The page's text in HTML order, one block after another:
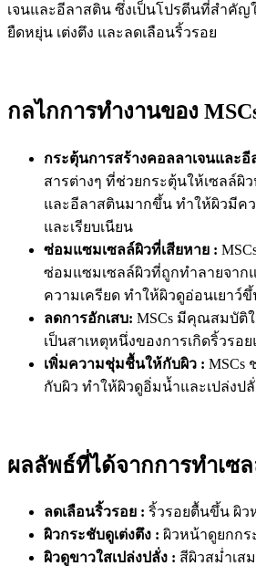
เจนและอีลาสติน ซึ่งเป็นโปรตีนที่สำคัญ
ยืดหยุ่น เต่งตึง และลดเลือนริ้วรอย
กลไกการทำงานของ
กระตุ้นการสร้างคอลลาเจนและอี
สารต่างๆ ที่ช่วยกระตุ้นให้เซลล์ผิ
และอีลาสตินมากขึ้น ทำให้ผิวมีค
และเรียบเนียน
ซ่อมแซมเซลล์ผิวที่เสียหาย :
ซ่อมแซมเซลล์ผิวที่ถูกทำลายจาก
ความเครียด ทำให้ผิวดูอ่อนเยาว์
ลดการอักเสบ: MSCs มีคุณสมบัติ
เป็นสาเหตุหนึ่งของการเกิดริ้วรอ
เพิ่มความชุ่มชื้นให้กับผิว : MSCs
กับผิว ทำให้ผิวดูอิ่มน้ำและเปล่งปลั่
ผลลัพธ์ที่ได้จากการทำเซ
ลดเลือนริ้วรอย : ริ้วรอยตื้นขึ้น ผิว
ผิวกระชับดูเต่งตึง : ผิวหน้าดูยกกร
ผิวดูขาวใสเปล่งปลั่ง : สีผิวสม่ำเส